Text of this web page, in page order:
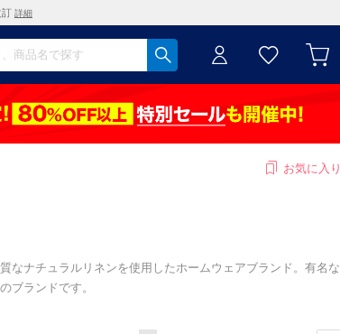
訂 詳細
お気に入り
なナチュラルリネンを使用したホームウェアブランド。有名な
ブランドです。